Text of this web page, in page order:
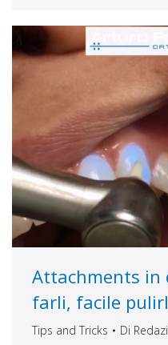
Attachments in
farli, facile
Tips and Tricks Di